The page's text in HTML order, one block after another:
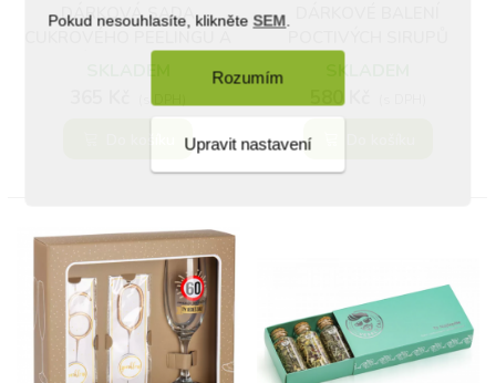
Pokud nesouhlasíte, klikněte SEM
Rozumím
Upravit nastavení
DÁRKOVÁ SADA
KARTÁČKU – MANGO &
(s DPH)
4X330 ML
580 Kč